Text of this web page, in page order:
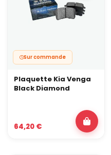
Sur commande
Plaquette Kia Venga
Black Diamond
64,20 €